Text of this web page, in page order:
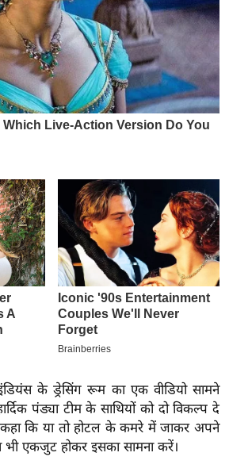
के ड्रेसिंग रूम का एक वीडियो सामने
पंड्या टीम के साथियों को दो विकल्प दे
कि या तो होटल के कमरे में जाकर अपने
भी एकजुट होकर इसका सामना करें।